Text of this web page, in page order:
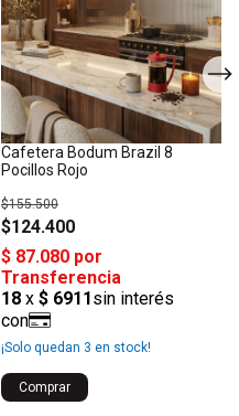
Cafetera Bodum Brazil 8
Pocillos Rojo
$124.400
$155.500
¡Solo quedan 3 en stock!
Comprar